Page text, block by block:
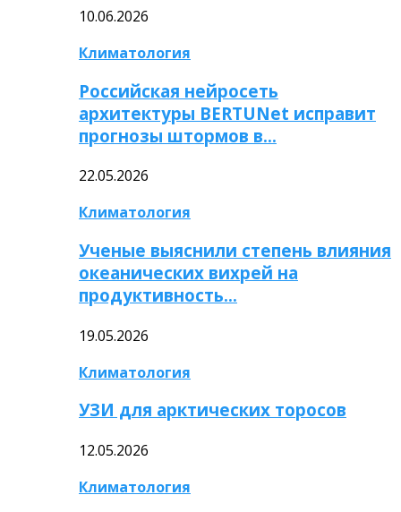
10.06.2026
Климатология
Российская нейросеть
архитектуры BERTUNet исправит
прогнозы штормов в…
22.05.2026
Климатология
Ученые выяснили степень влияния
океанических вихрей на
продуктивность…
19.05.2026
Климатология
УЗИ для арктических торосов
12.05.2026
Климатология